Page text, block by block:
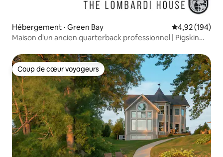
Hébergement ⋅ Green Bay Évaluation
4,92 (194)
Maison d'un ancien quarterback professionnel | Pigskin
Coup de cœur voyageurs
Coup de cœur voyageurs